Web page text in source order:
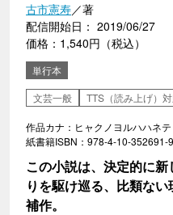
古市憲寿／著
配信開始日： 2019/06/27
価格：1,540円（税込）
単行本
文芸一般
TTS（読み上げ）
作品カナ：ヒャクノヨルハハネテ
紙書籍ISBN：978-4-10-352691-9
この小説は、決定的に
りを駆け巡る、比類な
補作。